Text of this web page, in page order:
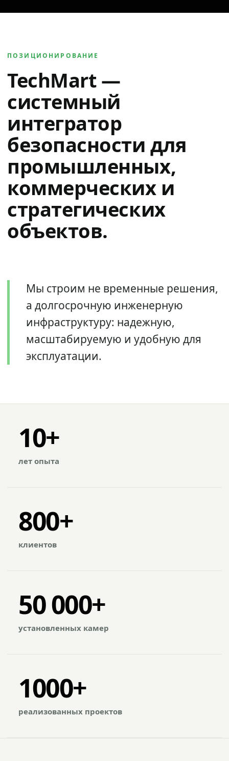
ПОЗИЦИОНИРОВАНИЕ
TechMart —
системный
интегратор
безопасности для
промышленных,
коммерческих и
стратегических
объектов.
Мы строим не временные решения,
а долгосрочную инженерную
инфраструктуру: надежную,
масштабируемую и удобную для
эксплуатации.
10+
лет опыта
800+
клиентов
50 000+
установленных камер
1000+
реализованных проектов